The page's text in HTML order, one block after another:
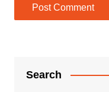
Search